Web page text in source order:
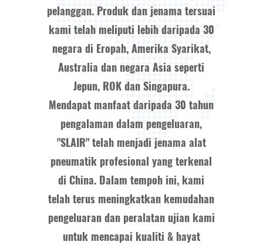
pelanggan. Produk dan jenama tersuai
kami telah meliputi lebih daripada 30
negara di Eropah, Amerika Syarikat,
Australia dan negara Asia seperti
Jepun, ROK dan Singapura.
Mendapat manfaat daripada 30 tahun
pengalaman dalam pengeluaran,
"SLAIR" telah menjadi jenama alat
pneumatik profesional yang terkenal
di China. Dalam tempoh ini, kami
telah terus meningkatkan kemudahan
pengeluaran dan peralatan ujian kami
untuk mencapai kualiti & hayat